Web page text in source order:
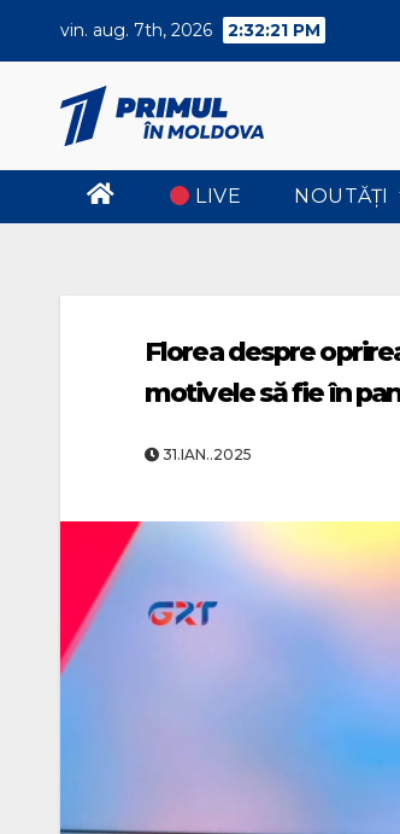
vin. aug. 7th, 2026 2:32:21 PM
LIVE NOUTĂŢI
Florea despre
motivele să fie în
31.IAN..2025